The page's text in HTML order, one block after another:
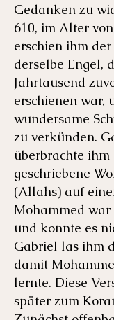
Gedanken zu
610, im Alter
erschien ihm
derselbe Engel,
Jahrtausend
erschienen war,
wundersame
zu verkünden.
überbrachte ihm
geschriebene
(Allahs) auf
Mohammed
und konnte es
Gabriel las ihm
damit
lernte. Diese
später zum